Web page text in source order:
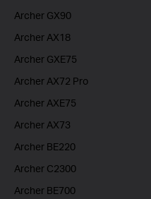
Archer GX90
Archer AX18
Archer GXE75
Archer AX72 Pro
Archer AXE75
Archer AX73
Archer BE220
Archer C2300
Archer BE700